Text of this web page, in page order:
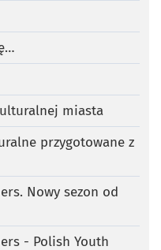
miasta
przygotowane z
Nowy sezon od
- Polish Youth